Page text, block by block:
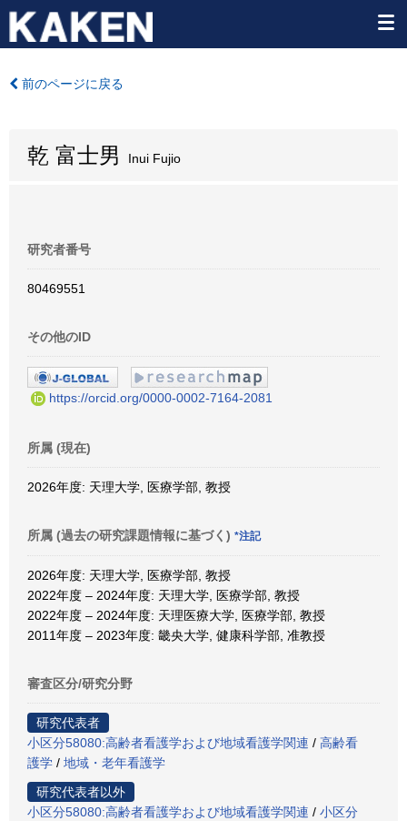
前のページに戻る
乾 富士男 Inui Fujio
研究者番号
80469551
その他のID
https://orcid.org/0000-0002-7164-2081
所属 (現在)
2026年度: 天理大学, 医療学部, 教授
所属 (過去の研究課題情報に基づく) *注記
2026年度: 天理大学, 医療学部, 教授
2022年度 – 2024年度: 天理大学, 医療学部, 教授
2022年度 – 2024年度: 天理医療大学, 医療学部, 教授
2011年度 – 2023年度: 畿央大学, 健康科学部, 准教授
審査区分/研究分野
研究代表者
小区分58080:高齢者看護学および地域看護学関連 / 高齢看
護学 / 地域・老年看護学
研究代表者以外
小区分58080:高齢者看護学および地域看護学関連 / 小区分